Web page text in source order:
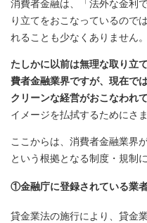
消費者金融は、「法外な金利
り立てをおこなっているので
れることも少なくありません。
たしかに以前は無理な取り立
費者金融業界ですが、現在で
クリーンな経営がおこなわれ
イメージを払拭するためにさ
ここからは、消費者金融業界
という根拠となる制度・規制
①金融庁に登録されている業
貸金業法の施行により、貸金